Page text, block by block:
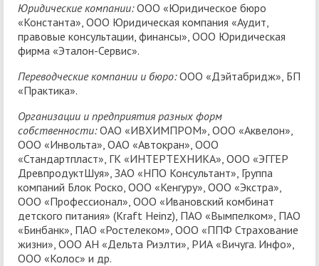
Юридические компании:ООО «Юридическое бюро
«Константа», ООО Юридическая компания «Аудит,
правовые консультации, финансы», ООО Юридическая
фирма «Эталон-Сервис».
Переводческие компании и бюро:ООО «Дэйтабридж», БП
«Практика».
Организации и предприятия разных форм
собственности:ОАО «ИВХИМПРОМ», ООО «Аквелон»,
ООО «Инвольта», ОАО «Автокран», ООО
«Стандартпласт», ГК «ИНТЕРТЕХНИКА», ООО «ЭГГЕР
ДревпродуктШуя», ЗАО «НПО Консультант», Группа
компаний Блок Роско, ООО «Кенгуру», ООО «Экстра»,
ООО «Профессионал», ООО «Ивановский комбинат
детского питания» (Kraft Heinz), ПАО «Вымпелком», ПАО
«Бинбанк», ПАО «Ростелеком», ООО «ППФ Страхование
жизни», ООО АН «Дельта Риэлти», РИА «Вичуга. Инфо»,
ООО «Колос» и др.